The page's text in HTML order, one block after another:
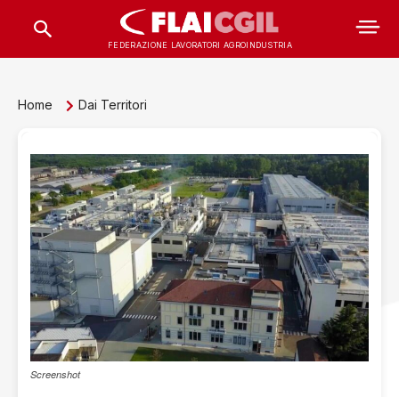
FEDERAZIONE LAVORATORI AGROINDUSTRIA
Home Dai Territori
Screenshot